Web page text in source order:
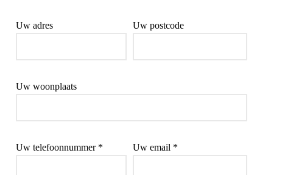
Uw adres Uw postcode
Uw woonplaats
Uw telefoonnummer * Uw email *